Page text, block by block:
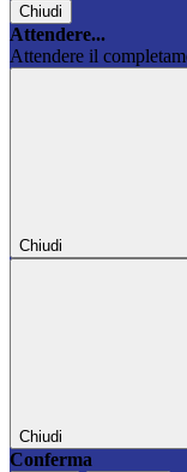
Chiudi
Attendere...
Attendere il
Chiudi
Chiudi
Conferma